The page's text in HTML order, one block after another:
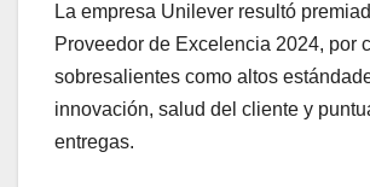
La empresa Unilever resultó
Proveedor de Excelencia 2024, por
sobresalientes como altos
innovación, salud del cliente y
entregas.